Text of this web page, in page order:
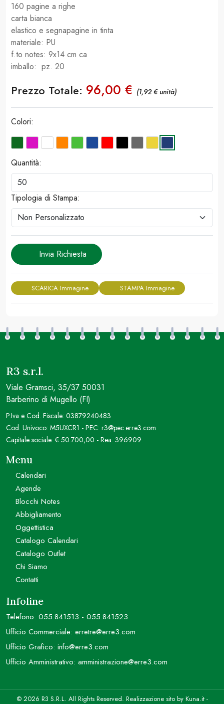
160 pagine a righe
carta bianca
elastico e segnapagine in tinta
materiale: PU
f.to notes: 9x14 cm ca
imballo: pz. 20
Prezzo Totale: 96,00 € (1,92 € unità)
Colori:
Quantità:
Tipologia di Stampa:
Invia Richiesta
SCARICA Immagine STAMPA Immagine
R3 s.r.l.
Viale Gramsci, 35/37 50031
Barberino di Mugello (FI)
P.Iva e Cod. Fiscale: 03879240483
Cod. Univoco: M5UXCR1 - PEC: r3@pec.erre3.com
Capitale sociale: € 50.700,00 - Rea: 396909
Menu
Calendari
Agende
Blocchi Notes
Abbigliamento
Oggettistica
Catalogo Calendari
Catalogo Outlet
Chi Siamo
Contatti
Infoline
Telefono: 055.841513 - 055.841523
Ufficio Commerciale: erretre@erre3.com
Ufficio Grafico: info@erre3.com
Ufficio Amministrativo: amministrazione@erre3.com
© 2026 R3 S.R.L. All Rights Reserved. Realizzazione sito by Kuna.it-